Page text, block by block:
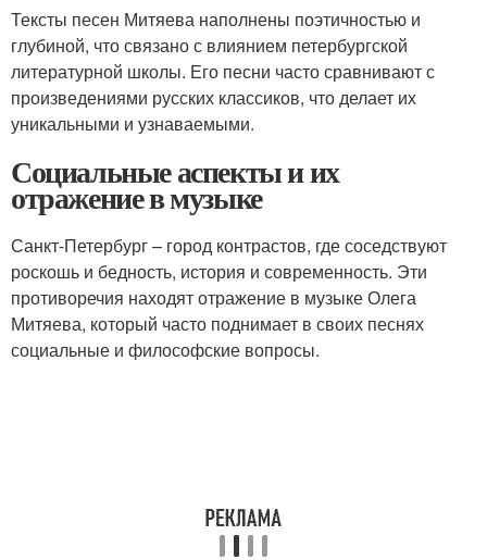
Тексты песен Митяева наполнены поэтичностью и
глубиной, что связано с влиянием петербургской
литературной школы. Его песни часто сравнивают с
произведениями русских классиков, что делает их
уникальными и узнаваемыми.
Социальные аспекты и их
отражение в музыке
Санкт-Петербург – город контрастов, где соседствуют
роскошь и бедность, история и современность. Эти
противоречия находят отражение в музыке Олега
Митяева, который часто поднимает в своих песнях
социальные и философские вопросы.